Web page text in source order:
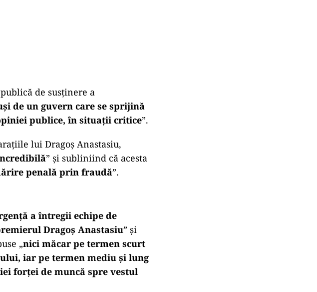
de susținere a
de un guvern care se sprijină
publice, în situații critice”.
lui Dragoș Anastasiu,
” și subliniind că acesta
penală prin fraudă”.
a întregii echipe de
Dragoș Anastasiu” și
„nici măcar pe termen scurt
iar pe termen mediu și lung
forței de muncă spre vestul